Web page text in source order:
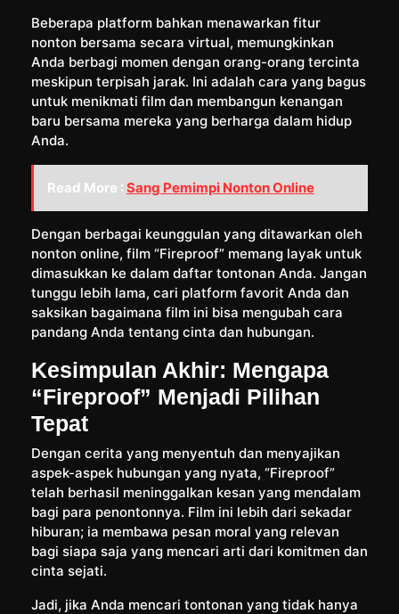
Beberapa platform bahkan menawarkan fitur
nonton bersama secara virtual, memungkinkan
Anda berbagi momen dengan orang-orang tercinta
meskipun terpisah jarak. Ini adalah cara yang bagus
untuk menikmati film dan membangun kenangan
baru bersama mereka yang berharga dalam hidup
Anda.
Read More : Sang Pemimpi Nonton Online
Dengan berbagai keunggulan yang ditawarkan oleh
nonton online, film “Fireproof” memang layak untuk
dimasukkan ke dalam daftar tontonan Anda. Jangan
tunggu lebih lama, cari platform favorit Anda dan
saksikan bagaimana film ini bisa mengubah cara
pandang Anda tentang cinta dan hubungan.
Kesimpulan Akhir: Mengapa
“Fireproof” Menjadi Pilihan
Tepat
Dengan cerita yang menyentuh dan menyajikan
aspek-aspek hubungan yang nyata, “Fireproof”
telah berhasil meninggalkan kesan yang mendalam
bagi para penontonnya. Film ini lebih dari sekadar
hiburan; ia membawa pesan moral yang relevan
bagi siapa saja yang mencari arti dari komitmen dan
cinta sejati.
Jadi, jika Anda mencari tontonan yang tidak hanya